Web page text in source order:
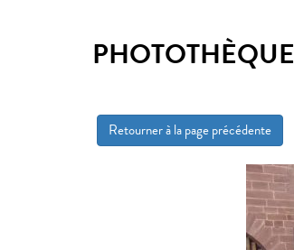
PHOTOTHÈQUE
Retourner à la page précédente